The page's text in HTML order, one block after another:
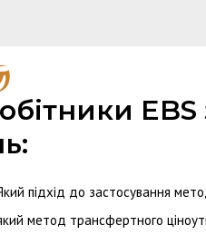
підхід до застосування
метод трансфертного